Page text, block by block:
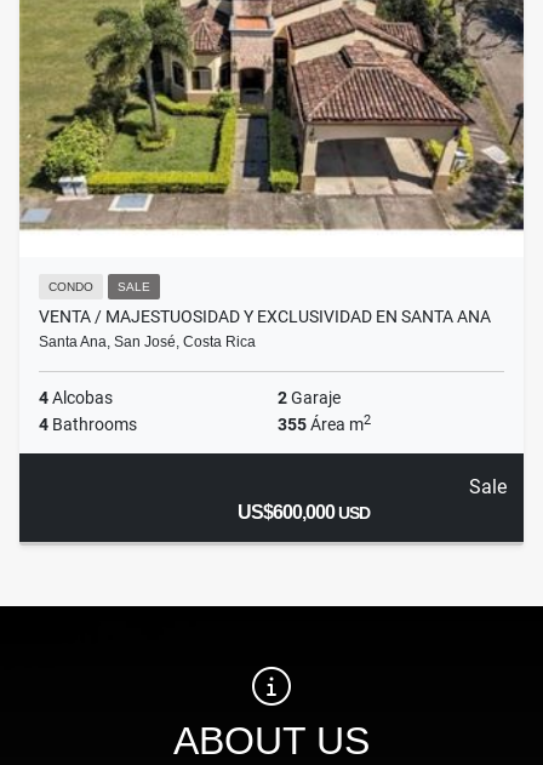
CONDO SALE
VENTA / MAJESTUOSIDAD Y EXCLUSIVIDAD EN SANTA ANA
Santa Ana, San José, Costa Rica
4Alcobas 2Garaje
4 Bathrooms 355Área m2
Sale
US$600,000USD
ABOUT US